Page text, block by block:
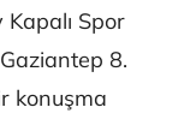
Spor
8.
konuşma